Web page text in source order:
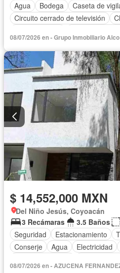
Agua
Bodega
Caseta de
Circuito cerrado de televisión
Electricidad
Estacionamiento
Recámara con closet
Sin amueblar
08/07/2026 en - Grupo Inmobiliario Alco
$ 14,552,000 MXN
Del Niño Jesús, Coyoacán
3 Recámaras
3.5 Baños
Seguridad
Estacionamiento
Conserje
Agua Electricidad
08/07/2026 en - AZUCENA